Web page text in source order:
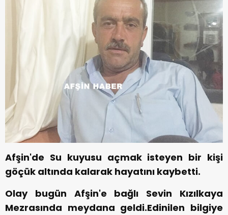
Afşin'de Su kuyusu açmak isteyen bir kişi
göçük altında kalarak hayatını kaybetti.
Olay bugün Afşin'e bağlı Sevin Kızılkaya
Mezrasında meydana geldi.Edinilen bilgiye